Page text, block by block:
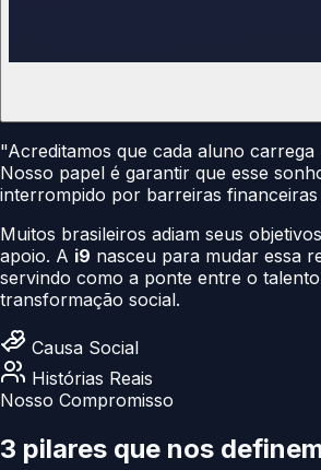
"Acreditamos que cada aluno carrega
Nosso papel é garantir que esse
interrompido por barreiras financeiras
Muitos brasileiros adiam seus
apoio. A i9 nasceu para mudar essa
servindo como a ponte entre o
transformação social.
Causa Social
Histórias Reais
Nosso Compromisso
3 pilares que nos